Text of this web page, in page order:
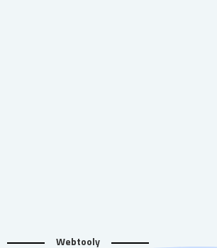
Webtooly